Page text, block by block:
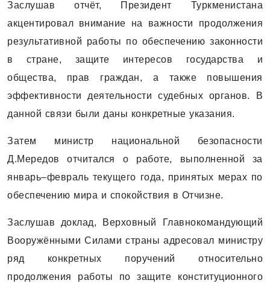
Заслушав отчёт, Президент Туркменистана
акцентировал внимание на важности продолжения
результативной работы по обеспечению законности
в стране, защите интересов государства и
общества, прав граждан, а также повышения
эффективности деятельности судебных органов. В
данной связи были даны конкретные указания.
Затем министр национальной безопасности
Д.Мередов отчитался о работе, выполненной за
январь–февраль текущего года, принятых мерах по
обеспечению мира и спокойствия в Отчизне.
Заслушав доклад, Верховный Главнокомандующий
Вооружёнными Силами страны адресовал министру
ряд конкретных поручений относительно
продолжения работы по защите конституционного